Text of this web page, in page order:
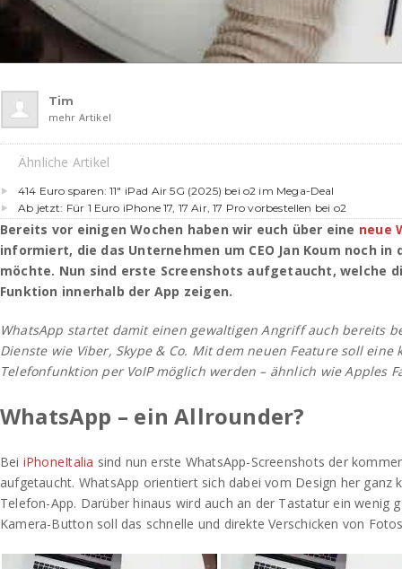
Tim
mehr Artikel
Ähnliche Artikel
414 Euro sparen: 11″ iPad Air 5G (2025) bei o2 im Mega-Deal
Ab jetzt: Für 1 Euro iPhone 17, 17 Air, 17 Pro vorbestellen bei o2
Bereits vor einigen Wochen haben wir euch über eine neue
informiert, die das Unternehmen um CEO Jan Koum noch in
möchte. Nun sind erste Screenshots aufgetaucht, welche
Funktion innerhalb der App zeigen.
WhatsApp startet damit einen gewaltigen Angriff auch bereits
Dienste wie Viber, Skype & Co. Mit dem neuen Feature soll eine
Telefonfunktion per VoIP möglich werden – ähnlich wie Apples
WhatsApp – ein Allrounder?
Bei iPhoneItalia sind nun erste WhatsApp-Screenshots der
aufgetaucht. WhatsApp orientiert sich dabei vom Design her ganz
Telefon-App. Darüber hinaus wird auch an der Tastatur ein wenig
Kamera-Button soll das schnelle und direkte Verschicken von